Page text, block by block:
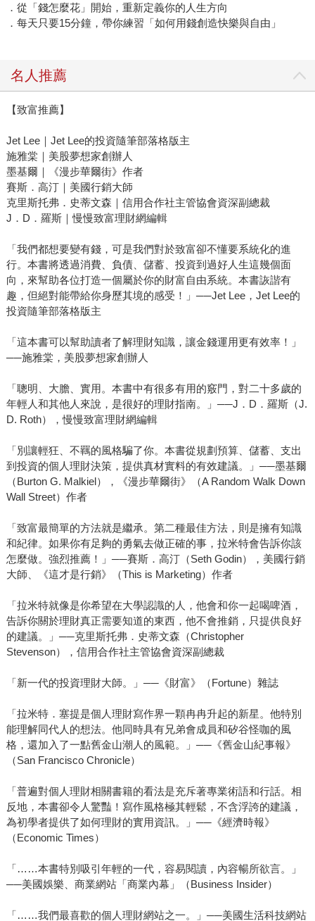
．從「錢怎麼花」開始，重新定義你的人生方向
．每天只要15分鐘，帶你練習「如何用錢創造快樂與自由」
名人推薦
【致富推薦】
Jet Lee｜Jet Lee的投資隨筆部落格版主
施雅棠｜美股夢想家創辦人
墨基爾｜《漫步華爾街》作者
賽斯．高汀｜美國行銷大師
克里斯托弗．史蒂文森｜信用合作社主管協會資深副總裁
J．D．羅斯｜慢慢致富理財網編輯
「我們都想要變有錢，可是我們對於致富卻不懂要系統化的進
行。本書將透過消費、負債、儲蓄、投資到過好人生這幾個面
向，來幫助各位打造一個屬於你的財富自由系統。本書詼諧有
趣，但絕對能帶給你身歷其境的感受！」──Jet Lee，Jet Lee的
投資隨筆部落格版主
「這本書可以幫助讀者了解理財知識，讓金錢運用更有效率！」
──施雅棠，美股夢想家創辦人
「聰明、大膽、實用。本書中有很多有用的竅門，對二十多歲的
年輕人和其他人來說，是很好的理財指南。」──J．D．羅斯（J.
D. Roth），慢慢致富理財網編輯
「別讓輕狂、不羈的風格騙了你。本書從規劃預算、儲蓄、支出
到投資的個人理財決策，提供真材實料的有效建議。」──墨基爾
（Burton G. Malkiel），《漫步華爾街》（A Random Walk Down
Wall Street）作者
「致富最簡單的方法就是繼承。第二種最佳方法，則是擁有知識
和紀律。如果你有足夠的勇氣去做正確的事，拉米特會告訴你該
怎麼做。強烈推薦！」──賽斯．高汀（Seth Godin），美國行銷
大師、《這才是行銷》（This is Marketing）作者
「拉米特就像是你希望在大學認識的人，他會和你一起喝啤酒，
告訴你關於理財真正需要知道的東西，他不會推銷，只提供良好
的建議。」──克里斯托弗．史蒂文森（Christopher
Stevenson），信用合作社主管協會資深副總裁
「新一代的投資理財大師。」──《財富》（Fortune）雜誌
「拉米特．塞提是個人理財寫作界一顆冉冉升起的新星。他特別
能理解同代人的想法。他同時具有兄弟會成員和矽谷怪咖的風
格，還加入了一點舊金山潮人的風範。」──《舊金山紀事報》
（San Francisco Chronicle）
「普遍對個人理財相關書籍的看法是充斥著專業術語和行話。相
反地，本書卻令人驚豔！寫作風格極其輕鬆，不含浮誇的建議，
為初學者提供了如何理財的實用資訊。」──《經濟時報》
（Economic Times）
「……本書特別吸引年輕的一代，容易閱讀，內容暢所欲言。」
──美國娛樂、商業網站「商業內幕」（Business Insider）
「……我們最喜歡的個人理財網站之一。」──美國生活科技網站